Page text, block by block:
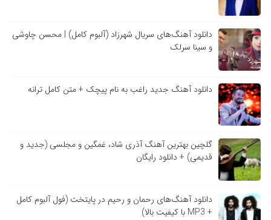
دانلود آهنگ‌های سریال شهرزاد (آلبوم کامل) | محسن چاوشی
و سینا سرلک
دانلود آهنگ جدید راغب به نام پیچک + متن کامل ترانه
گلچین بهترین آهنگ آذری شاد، غمگین و مجلسی (جدید و
قدیمی) + دانلود رایگان
دانلود آهنگ‌های رحمان و رحیم در پایتخت (فول آلبوم کامل
+ MP3 با کیفیت بالا)